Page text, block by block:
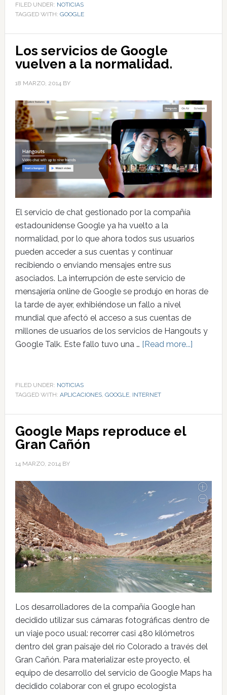
FILED UNDER: NOTICIAS
TAGGED WITH: GOOGLE
Los servicios de Google
vuelven a la normalidad.
18 MARZO, 2014 BY
El servicio de chat gestionado por la compañía
estadounidense Google ya ha vuelto a la
normalidad, por lo que ahora todos sus usuarios
pueden acceder a sus cuentas y continuar
recibiendo o enviando mensajes entre sus
asociados. La interrupción de este servicio de
mensajería online de Google se produjo en horas de
la tarde de ayer, exhibiéndose un fallo a nivel
mundial que afectó el acceso a sus cuentas de
millones de usuarios de los servicios de Hangouts y
Google Talk. Este fallo tuvo una … [Read more...]
FILED UNDER: NOTICIAS
TAGGED WITH: APLICACIONES, GOOGLE, INTERNET
Google Maps reproduce el
Gran Cañón
14 MARZO, 2014 BY
Los desarrolladores de la compañía Google han
decidido utilizar sus cámaras fotográficas dentro de
un viaje poco usual: recorrer casi 480 kilómetros
dentro del gran paisaje del río Colorado a través del
Gran Cañón. Para materializar este proyecto, el
equipo de desarrollo del servicio de Google Maps ha
decidido colaborar con el grupo ecologista